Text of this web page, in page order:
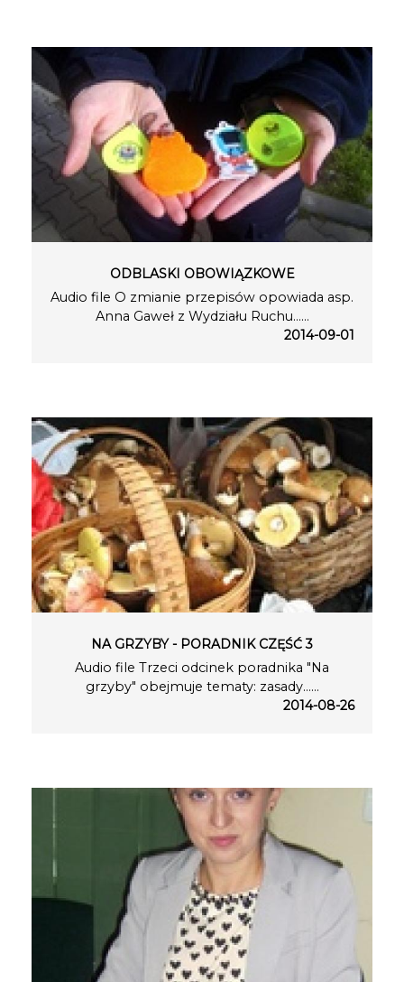
ODBLASKI OBOWIĄZKOWE
Audio file O zmianie przepisów opowiada asp.
Anna Gaweł z Wydziału Ruchu…...
2014-09-01
NA GRZYBY - PORADNIK CZĘŚĆ 3
Audio file Trzeci odcinek poradnika "Na
grzyby" obejmuje tematy: zasady…...
2014-08-26